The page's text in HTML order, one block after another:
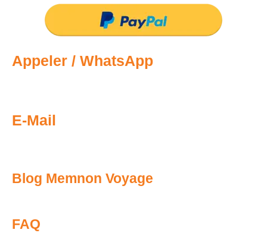
Appeler / WhatsApp
E-Mail
Blog Memnon Voyage
FAQ